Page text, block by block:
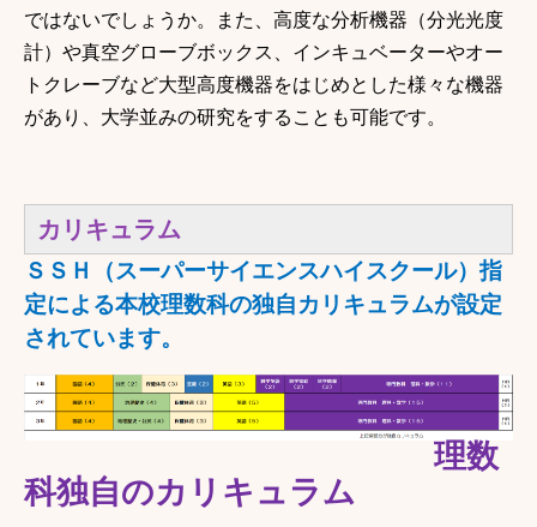
ではないでしょうか。また、高度な分析機器（分光光度
計）や真空グローブボックス、インキュベーターやオー
トクレーブなど大型高度機器をはじめとした様々な機器
があり、大学並みの研究をすることも可能です。
カリキュラム
ＳＳＨ（スーパーサイエンスハイスクール）指
定による本校理数科の独自カリキュラムが設定
されています。
理数
科独自のカリキュラム